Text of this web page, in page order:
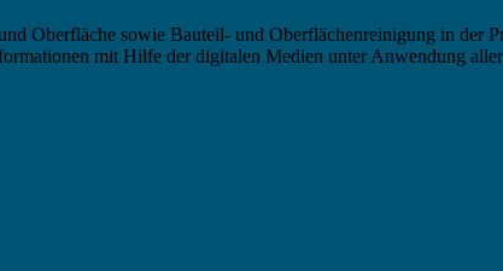
Oberfläche sowie Bauteil- und Oberflächenreinigung in der
mit Hilfe der digitalen Medien unter Anwendung